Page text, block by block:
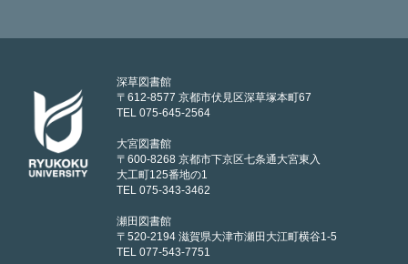
深草図書館
〒612-8577 京都市伏見区深草塚本町67
TEL 075-645-2564
大宮図書館
〒600-8268 京都市下京区七条通大宮東入
大工町125番地の1
TEL 075-343-3462
瀬田図書館
〒520-2194 滋賀県大津市瀬田大江町横谷1-5
TEL 077-543-7751